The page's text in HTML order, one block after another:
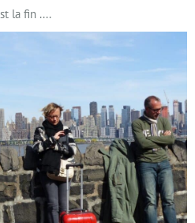
la fin ....